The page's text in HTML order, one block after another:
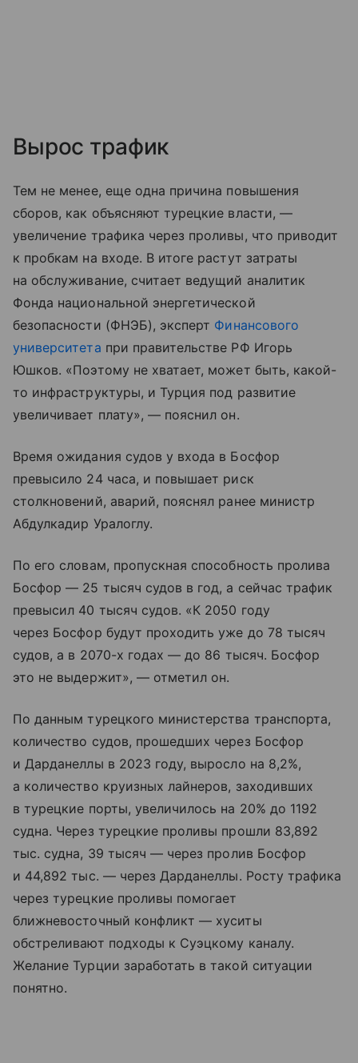
Вырос трафик
Тем не менее, еще одна причина повышения
сборов, как объясняют турецкие власти, —
увеличение трафика через проливы, что приводит
к пробкам на входе. В итоге растут затраты
на обслуживание, считает ведущий аналитик
Фонда национальной энергетической
безопасности (ФНЭБ), эксперт Финансового
университета при правительстве РФ Игорь
Юшков. «Поэтому не хватает, может быть, какой-
то инфраструктуры, и Турция под развитие
увеличивает плату», — пояснил он.
Время ожидания судов у входа в Босфор
превысило 24 часа, и повышает риск
столкновений, аварий, пояснял ранее министр
Абдулкадир Уралоглу.
По его словам, пропускная способность пролива
Босфор — 25 тысяч судов в год, а сейчас трафик
превысил 40 тысяч судов. «К 2050 году
через Босфор будут проходить уже до 78 тысяч
судов, а в 2070-х годах — до 86 тысяч. Босфор
это не выдержит», — отметил он.
По данным турецкого министерства транспорта,
количество судов, прошедших через Босфор
и Дарданеллы в 2023 году, выросло на 8,2%,
а количество круизных лайнеров, заходивших
в турецкие порты, увеличилось на 20% до 1192
судна. Через турецкие проливы прошли 83,892
тыс. судна, 39 тысяч — через пролив Босфор
и 44,892 тыс. — через Дарданеллы. Росту трафика
через турецкие проливы помогает
ближневосточный конфликт — хуситы
обстреливают подходы к Суэцкому каналу.
Желание Турции заработать в такой ситуации
понятно.